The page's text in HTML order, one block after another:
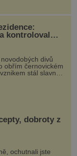
kontroloval
divů
obřím černovickém
stál slavný
Hlávka. Ten si
záležet. Jeho
při ...
dobroty z
ochutnali jste